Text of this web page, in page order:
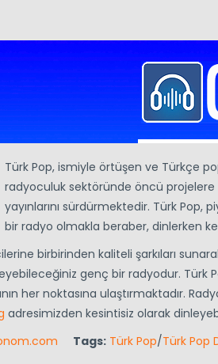
Türk Pop, ismiyle örtüşen ve Türkçe
radyoculuk sektöründe öncü projelere
yayınlarını sürdürmektedir. Türk Pop,
bir radyo olmakla beraber, dinlerken
birbirinden kaliteli şarkıları
genç bir radyodur. Türk
her noktasına ulaştırmaktadır.
adresimizden kesintisiz olarak
Tags: Türk Pop/Türk Pop